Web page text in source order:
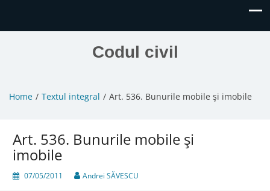
Codul civil
Home Textul integral Art. 536. Bunurile mobile şi imobile
Art. 536. Bunurile mobile şi
imobile
07/05/2011 Andrei SĂVESCU